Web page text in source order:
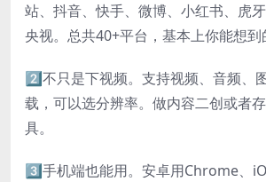
站、抖音、快手、微博、小红书、虎牙
央视。总共40+平台，基本上你能想到
2️⃣不只是下视频。支持视频、音频、
载，可以选分辨率。做内容二创或者
具。
3️⃣手机端也能用。安卓用Chrome、